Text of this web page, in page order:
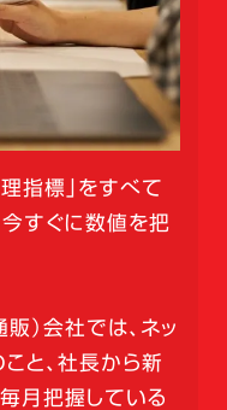
指標」をすべて
すぐに数値を把
）会社では、ネッ
と、社長から新
月把握している